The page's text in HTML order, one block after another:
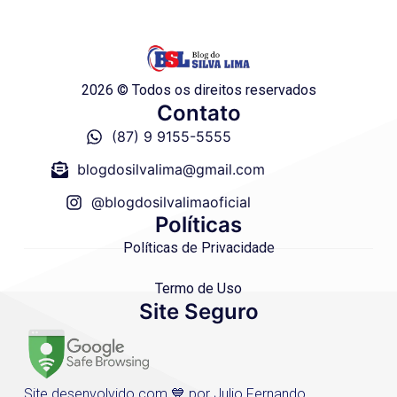
2026 © Todos os direitos reservados
Contato
(87) 9 9155-5555
blogdosilvalima@gmail.com
@blogdosilvalimaoficial
Políticas
Políticas de Privacidade
Termo de Uso
Site Seguro